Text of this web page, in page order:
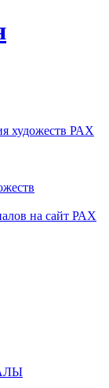
художеств РАХ
на сайт РАХ